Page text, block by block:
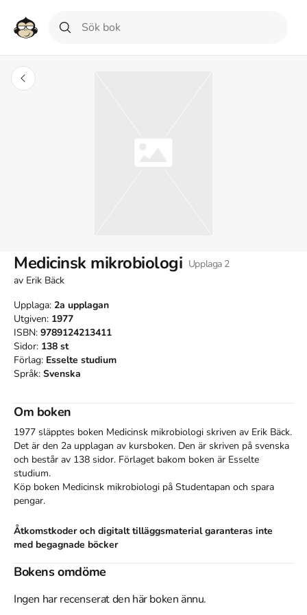
Medicinsk mikrobiologi Upplaga 2
av Erik Bäck
Upplaga: 2a upplagan
Utgiven: 1977
ISBN: 9789124213411
Sidor: 138 st
Förlag: Esselte studium
Språk: Svenska
Om boken
1977 släpptes boken Medicinsk mikrobiologi skriven av Erik Bäck.
Det är den 2a upplagan av kursboken. Den är skriven på svenska
och består av 138 sidor. Förlaget bakom boken är Esselte
studium.
Köp boken Medicinsk mikrobiologi på Studentapan och spara
pengar.
Åtkomstkoder och digitalt tilläggsmaterial garanteras inte
med begagnade böcker
Tillhör kategorierna
Övrigt Övrigt
Bokens omdöme
Ingen har recenserat den här boken ännu.